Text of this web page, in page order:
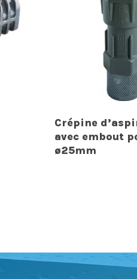
Crépine
avec embout
ø25mm